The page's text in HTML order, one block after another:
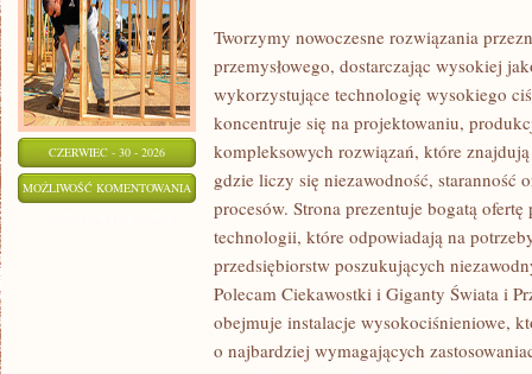
CZERWIEC - 30 - 2026
MOŻLIWOŚĆ KOMENTOWANIA PRZEMYSŁ
Tworzymy nowoczesne rozwiązania
przemysłowego, dostarczając wysokiej
wykorzystujące technologię wysokiego
koncentruje się na projektowaniu,
kompleksowych rozwiązań, które
gdzie liczy się niezawodność, staranność
procesów. Strona prezentuje bogatą ofertę
technologii, które odpowiadają na
przedsiębiorstw poszukujących
Polecam Ciekawostki i Giganty Świata i
obejmuje instalacje wysokociśnieniowe,
o najbardziej wymagających